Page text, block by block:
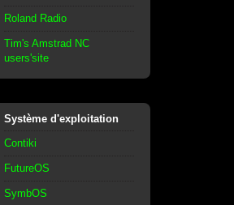
Roland Radio
Tim's Amstrad NC
users'site
Système d'exploitation
Contiki
FutureOS
SymbOS